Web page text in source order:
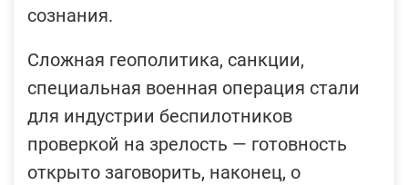
сознания.
Сложная геополитика, санкции,
специальная военная операция стали
для индустрии беспилотников
проверкой на зрелость — готовность
открыто заговорить, наконец, о